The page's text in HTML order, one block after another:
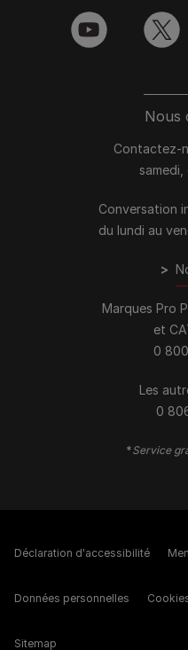
Nous
Contactez-
samedi,
Conversation
du lundi au
>
Marques Pro
et
0
Les
0
*Service
youtube
Déclaration d'accessibilité
Données personnelles
Sitemap